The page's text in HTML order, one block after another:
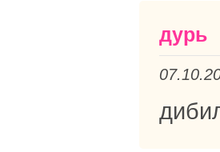
дурь